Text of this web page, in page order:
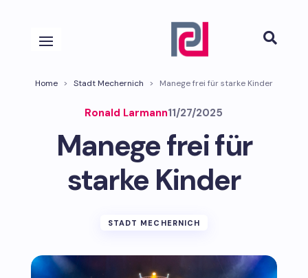

Home > Stadt Mechernich > Manege frei für starke Kinder
Ronald Larmann11/27/2025
Manege frei für
starke Kinder
STADT MECHERNICH